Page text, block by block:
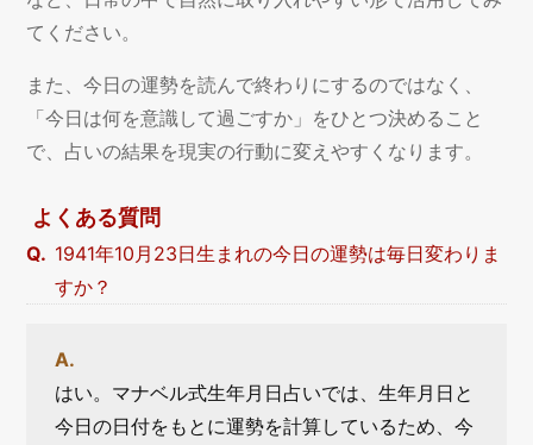
てください。
また、今日の運勢を読んで終わりにするのではなく、
「今日は何を意識して過ごすか」をひとつ決めること
で、占いの結果を現実の行動に変えやすくなります。
よくある質問
1941年10月23日生まれの今日の運勢は毎日変わりま
すか？
はい。マナベル式生年月日占いでは、生年月日と
今日の日付をもとに運勢を計算しているため、今